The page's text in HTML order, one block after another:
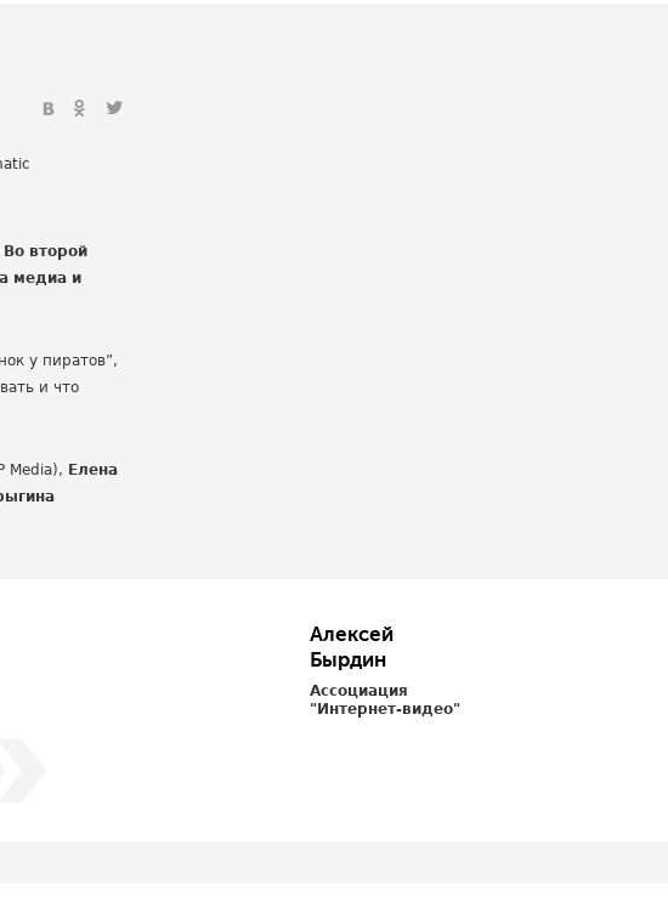
второй
медиа и
у пиратов”,
и что
Media), Елена
Алексей
Бырдин
Ассоциация
"Интернет-видео"